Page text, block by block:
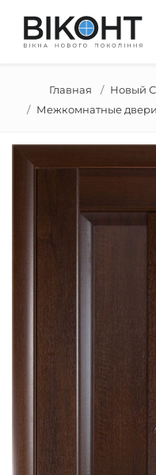
Главная Новый
Межкомнатные двери